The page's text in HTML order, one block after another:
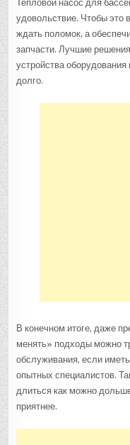
Тепловой насос для
удовольствие. Чтобы это
ждать поломок, а
запчасти. Лучшие
устройства
долго.
В конечном итоге, даже
менять» подходы можно
обслуживания, если
опытных специалистов.
длиться как можно
приятнее.